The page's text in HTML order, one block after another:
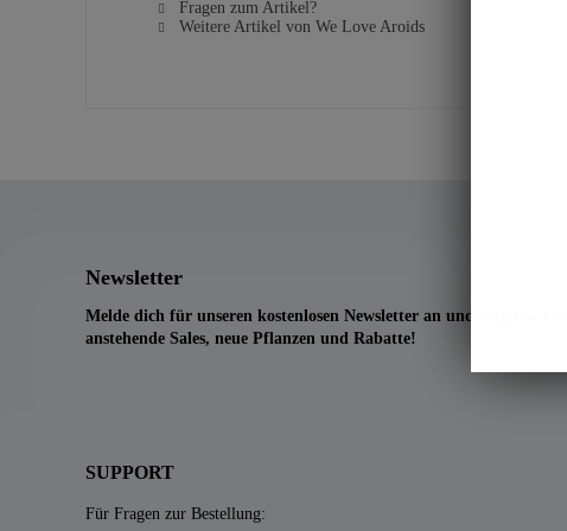
Fragen zum Artikel?
Weitere Artikel von We Love Aroids
Newsletter
Melde dich für unseren kostenlosen Newsletter an und verpasse
anstehende Sales, neue Pflanzen und Rabatte!
SUPPORT
Für Fragen zur Bestellung: